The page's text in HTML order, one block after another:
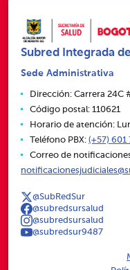
Subred Integrada
Sede Administrativa
Dirección: Carrera 24C
Código postal: 110621
Horario de atención:
Teléfono PBX: (+57) 601
Correo de
@SubRedSur
@subredsursalud
@subredsursalud
@subredsur9487